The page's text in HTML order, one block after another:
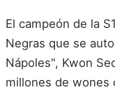
El campeón de la
Negras que se
Nápoles", Kwon
millones de wones